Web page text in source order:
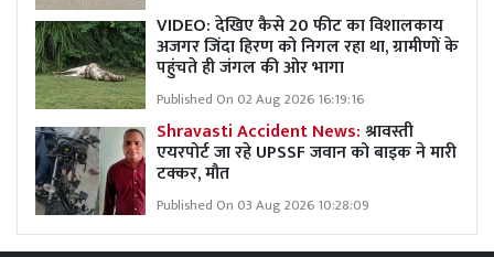
VIDEO: देखिए कैसे 20 फीट का विशालकाय
अजगर जिंदा हिरण को निगल रहा था, ग्रामीणों के
पहुंचते ही जंगल की ओर भागा
Published On 02 Aug 2026 16:19:16
Shravasti Accident News:श्रावस्ती
एयरपोर्ट जा रहे UPSSF जवान को बाइक ने मारी
टक्कर, मौत
Published On 03 Aug 2026 10:28:09